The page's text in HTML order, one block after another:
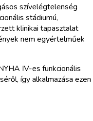
szívelégtelenség
stádiumú,
klinikai tapasztalat
nem egyértelműek
IV-es funkcionális
így alkalmazása ezen